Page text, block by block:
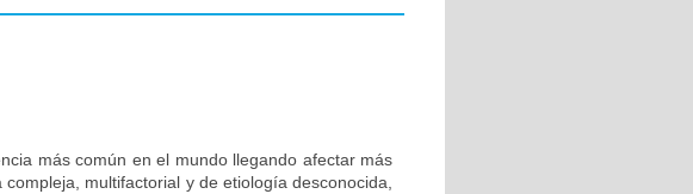
más común en el mundo llegando afectar más
multifactorial y de etiología desconocida,